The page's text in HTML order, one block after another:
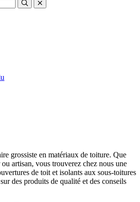
grossiste en matériaux de toiture. Que
artisan, vous trouverez chez nous une
de toit et isolants aux sous-toitures
des produits de qualité et des conseils